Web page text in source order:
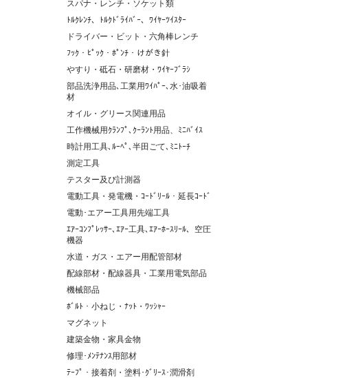
スパナ・レンチ・ソケット類
ﾄﾙｸﾚﾝﾁ、ﾄﾙｸﾄﾞﾗｲﾊﾞｰ、ﾜｲﾔｰﾂｲｽﾀｰ
ドライバー・ビット・六角棒レンチ
ﾌｯｸ・ﾋﾟｯｸ・ﾎﾟﾝﾁ・けがき針
やすり・砥石・研磨材・ﾜｲﾔｰﾌﾞﾗｼ
部品洗浄用品､工業用ﾜｲﾊﾟｰ､水･油吸着
材
オイル・グリース関連用品
工作機械用ｸﾗﾝﾌﾟ､ｸｰﾗﾝﾄ用品、ﾐﾆﾊﾞｲｽ
時計用工具､ﾙｰﾍﾟ､半田ごて､ﾐﾆﾄｰﾁ
測定工具
テスター及び計測器
電動工具・発電機・ｺｰﾄﾞﾘｰﾙ・延長ｺｰﾄﾞ
電動･エアー工具用先端工具
ｴｱｰｺﾝﾌﾟﾚｯｻｰ､ｴｱｰ工具､ｴｱｰﾎｰｽﾘｰﾙ、空圧
機器
水道・ガス・エアー用配管部材
配線部材・配線器具・工業用電気部品
機械部品
ﾎﾞﾙﾄ・小ねじ・ﾅｯﾄ・ﾜｯｼｬｰ
マグネット
建築金物・家具金物
修理･ﾒﾝﾃﾅﾝｽ用部材
ﾃｰﾌﾟ・接着剤・塗料･ｸﾞﾘｰｽ･潤滑剤